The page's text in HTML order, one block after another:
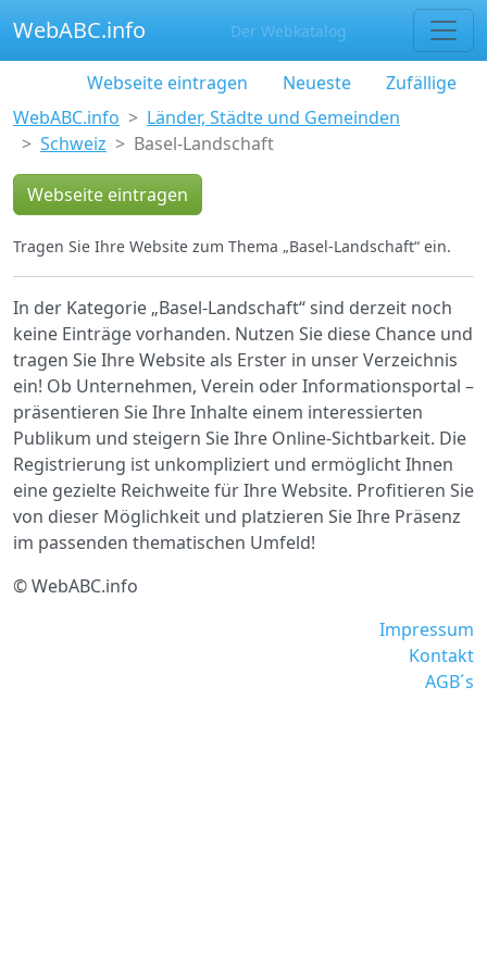
WebABC.info Der Webkatalog
Webseite eintragen Neueste
Zufällige
WebABC.info
Länder, Städte und Gemeinden
Schweiz
Basel-Landschaft
Webseite eintragen
Tragen Sie Ihre Website zum Thema „Basel-Landschaft“ ein.
In der Kategorie „Basel-Landschaft“ sind derzeit noch
keine Einträge vorhanden. Nutzen Sie diese Chance und
tragen Sie Ihre Website als Erster in unser Verzeichnis
ein! Ob Unternehmen, Verein oder Informationsportal –
präsentieren Sie Ihre Inhalte einem interessierten
Publikum und steigern Sie Ihre Online-Sichtbarkeit. Die
Registrierung ist unkompliziert und ermöglicht Ihnen
eine gezielte Reichweite für Ihre Website. Profitieren Sie
von dieser Möglichkeit und platzieren Sie Ihre Präsenz
im passenden thematischen Umfeld!
© WebABC.info
Impressum
Kontakt
AGB´s